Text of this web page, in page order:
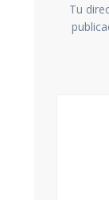
Tu